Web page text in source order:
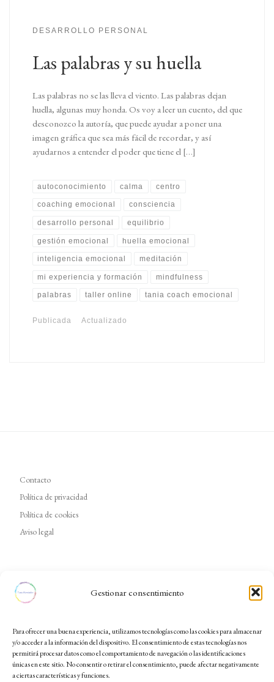
Gestionar consentimiento
Para ofrecer una buena experiencia, utilizamos tecnologías como las cookies para almacenar
y/o acceder a la información del dispositivo. El consentimiento de estas tecnologías nos
permitirá procesar datos como el comportamiento de navegación o las identificaciones
únicas en este sitio. No consentir o retirar el consentimiento, puede afectar negativamente
a ciertas características y funciones.
DESARROLLO PERSONAL
Las palabras y su huella
Las palabras no se las lleva el viento. Las palabras dejan
huella, algunas muy honda. Os voy a leer un cuento, del que
desconozco la autoría, que puede ayudar a poner una
imagen gráfica que sea más fácil de recordar, y así
ayudarnos a entender el poder que tiene el […]
autoconocimiento calma centro
coaching emocional consciencia
desarrollo personal equilibrio
gestión emocional huella emocional
inteligencia emocional meditación
mi experiencia y formación mindfulness
palabras taller online tania coach emocional
Publicada Actualizado
Contacto
Política de privacidad
Política de cookies
Aviso legal